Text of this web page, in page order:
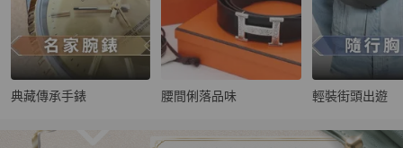
典藏傳承手錶 腰間俐落品味 輕裝街頭出遊